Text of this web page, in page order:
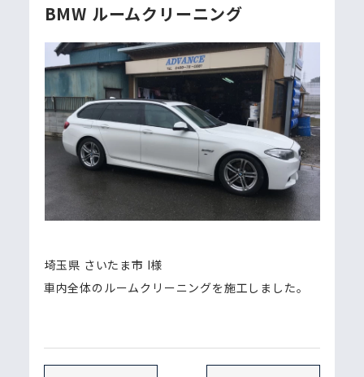
BMW ルームクリーニング
埼玉県 さいたま市 I様
車内全体のルームクリーニングを施工しました。